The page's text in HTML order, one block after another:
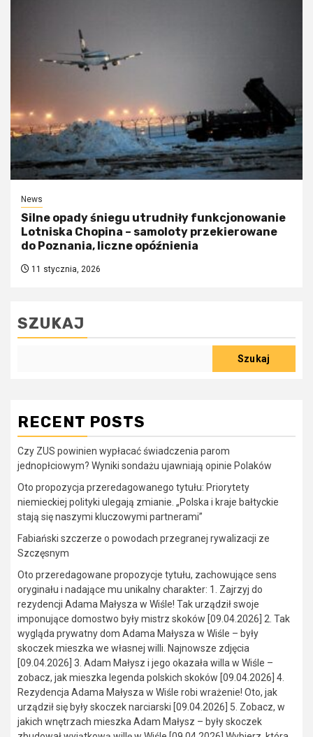
News
Silne opady śniegu utrudniły funkcjonowanie
Lotniska Chopina – samoloty przekierowane
do Poznania, liczne opóźnienia
11 stycznia, 2026
SZUKAJ
Szukaj
RECENT POSTS
Czy ZUS powinien wypłacać świadczenia parom
jednopłciowym? Wyniki sondażu ujawniają opinie Polaków
Oto propozycja przeredagowanego tytułu: Priorytety
niemieckiej polityki ulegają zmianie. „Polska i kraje bałtyckie
stają się naszymi kluczowymi partnerami”
Fabiański szczerze o powodach przegranej rywalizacji ze
Szczęsnym
Oto przeredagowane propozycje tytułu, zachowujące sens
oryginału i nadające mu unikalny charakter: 1. Zajrzyj do
rezydencji Adama Małysza w Wiśle! Tak urządził swoje
imponujące domostwo były mistrz skoków [09.04.2026] 2. Tak
wygląda prywatny dom Adama Małysza w Wiśle – były
skoczek mieszka we własnej willi. Najnowsze zdjęcia
[09.04.2026] 3. Adam Małysz i jego okazała willa w Wiśle –
zobacz, jak mieszka legenda polskich skoków [09.04.2026] 4.
Rezydencja Adama Małysza w Wiśle robi wrażenie! Oto, jak
urządził się były skoczek narciarski [09.04.2026] 5. Zobacz, w
jakich wnętrzach mieszka Adam Małysz – były skoczek